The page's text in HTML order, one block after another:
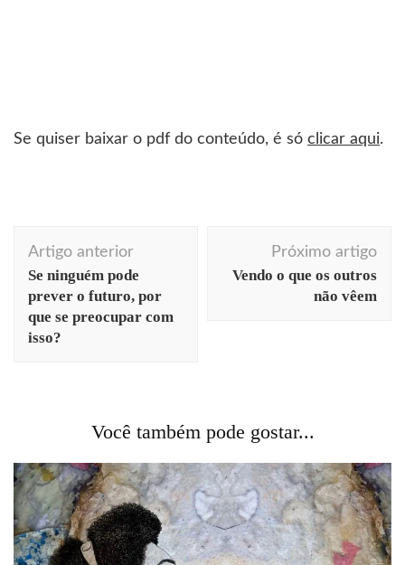
Se quiser baixar o pdf do conteúdo, é só clicar aqui.
de
post
Artigo anterior
Se ninguém pode
prever o futuro, por
que se preocupar com
isso?
Próximo artigo
Vendo o que os outros
não vêem
Você também pode gostar...